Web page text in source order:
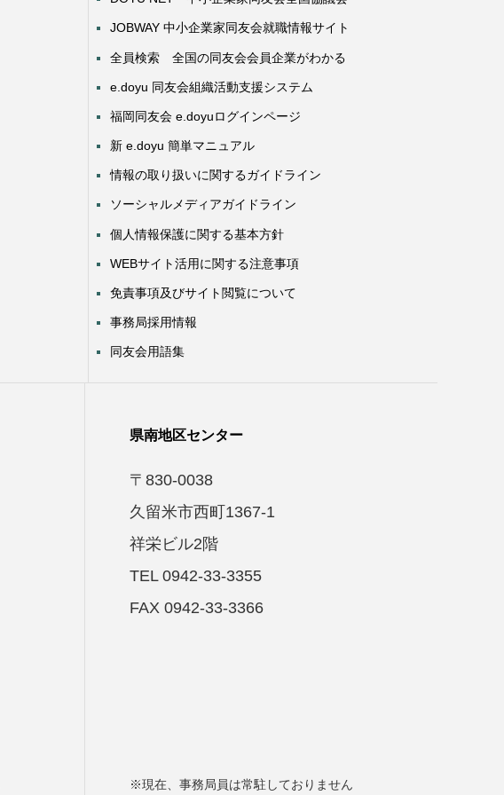
JOBWAY 中小企業家同友会就職情報サイト
全員検索 全国の同友会会員企業がわかる
e.doyu 同友会組織活動支援システム
福岡同友会 e.doyuログインページ
新 e.doyu 簡単マニュアル
情報の取り扱いに関するガイドライン
ソーシャルメディアガイドライン
個人情報保護に関する基本方針
WEBサイト活用に関する注意事項
免責事項及びサイト閲覧について
事務局採用情報
同友会用語集
県南地区センター
〒830-0038
久留米市西町1367-1
祥栄ビル2階
TEL 0942-33-3355
FAX 0942-33-3366
※現在、事務局員は常駐しておりません